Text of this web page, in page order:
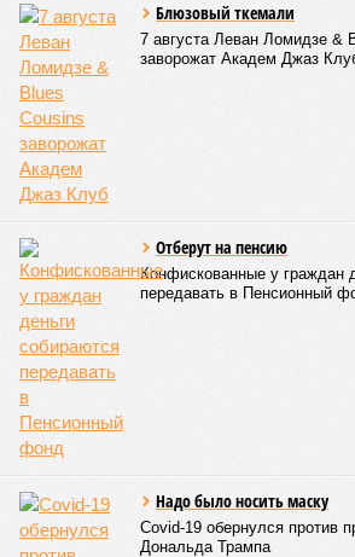
Блюзовый ткемали
7 августа Леван Ломидзе &
заворожат Академ Джаз
Отберут на пенсию
Конфискованные у граждан
передавать в Пенсионный
Надо было носить маску
Covid-19 обернулся против
Дональда Трампа